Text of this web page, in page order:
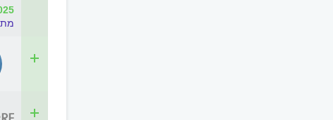
10/11/